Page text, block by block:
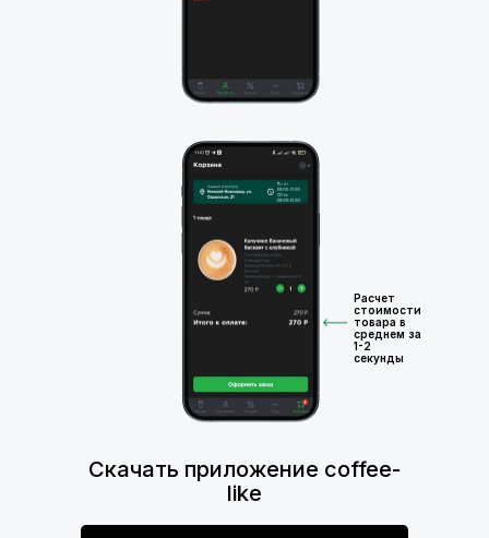
Скачать приложение coffee-
like
Расчет
стоимости
товара в
среднем за
1-2
секунды